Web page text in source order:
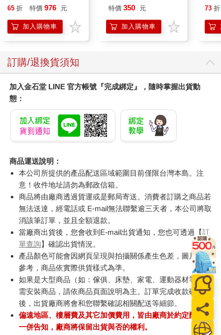
金緻7重玻尿酸高效保
140ml/金瓶(Premium
臉部肌膚護理乳霜,素
65 折 特價 976 元
加入購物車
樂部 Bloom Garden
特價 350 元
加入購物車
凝露
調
滋
73 折
訂購/退換貨須知
加入金石堂 LINE 官方帳號『完成綁定』，隨時掌握出貨動
態：
商品運送說明：
本公司所提供的產品配送區域範圍目前僅限台灣本島。注
意！收件地址請勿為郵政信箱。
商品將由廠商透過貨運或是郵局寄送。消費者訂購之商品若
無法送達，經電話或 E-mail無法聯繫逾三天者，本公司將取
消該筆訂單，並且全額退款。
當廠商出貨後，您會收到E-mail出貨通知，您也可透過【訂
單查詢】確認出貨情況。
產品顏色可能會因網頁呈現與拍攝關係產生色差，圖片僅供
參考，商品依實際供貨樣式為準。
如果是大型商品（如：傢俱、床墊、家電、運動器材等）及
需安裝商品，請依商品頁面說明為主。訂單完成收款確認
後，出貨廠商將會和您聯繫確認相關配送等細節。
偏遠地區、樓層費及其它加價費用，皆由廠商於約定配送時
一併告知，廠商將保留出貨與否的權利。